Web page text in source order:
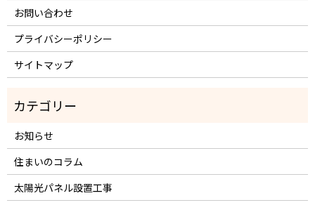
お問い合わせ
プライバシーポリシー
サイトマップ
お知らせ
住まいのコラム
太陽光パネル設置工事